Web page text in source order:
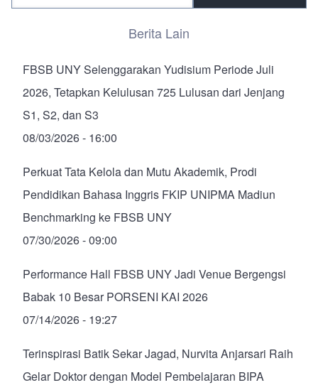
Berita Lain
FBSB UNY Selenggarakan Yudisium Periode Juli
2026, Tetapkan Kelulusan 725 Lulusan dari Jenjang
S1, S2, dan S3
08/03/2026 - 16:00
Perkuat Tata Kelola dan Mutu Akademik, Prodi
Pendidikan Bahasa Inggris FKIP UNIPMA Madiun
Benchmarking ke FBSB UNY
07/30/2026 - 09:00
Performance Hall FBSB UNY Jadi Venue Bergengsi
Babak 10 Besar PORSENI KAI 2026
07/14/2026 - 19:27
Terinspirasi Batik Sekar Jagad, Nurvita Anjarsari Raih
Gelar Doktor dengan Model Pembelajaran BIPA